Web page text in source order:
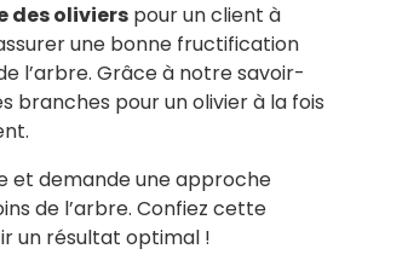
des oliviers pour un client à
une bonne fructification
l’arbre. Grâce à notre savoir-
branches pour un olivier à la fois
et demande une approche
de l’arbre. Confiez cette
un résultat optimal !